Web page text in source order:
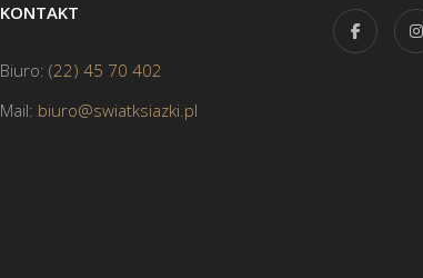
KONTAKT
Biuro: (22) 45 70 402
Mail: biuro@swiatksiazki.pl